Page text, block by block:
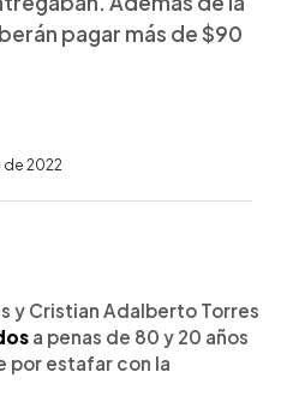
pagar más de $90
de 2022
y Cristian Adalberto Torres
a penas de 80 y 20 años
por estafar con la